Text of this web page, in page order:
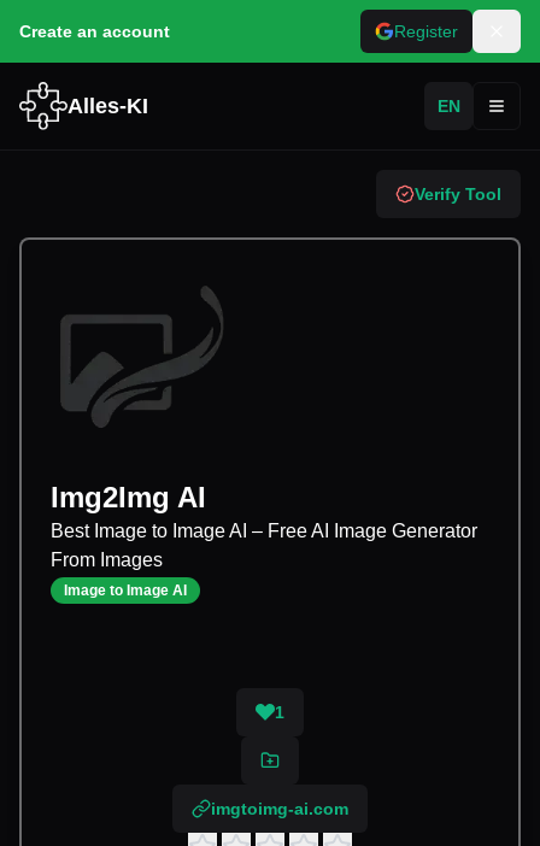
Create an account Register
Alles-KI EN
Verify Tool
Img2Img AI
Best Image to Image AI – Free AI Image Generator
From Images
Image to Image AI
1
imgtoimg-ai.com